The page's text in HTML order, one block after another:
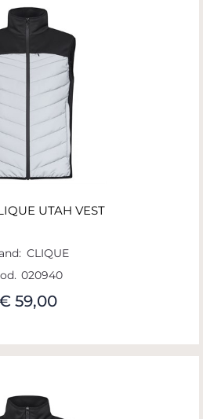
UTAH VEST
CLIQUE
020940
59,00